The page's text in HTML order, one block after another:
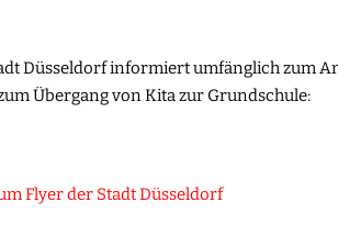
Düsseldorf informiert umfänglich zum
Übergang von Kita zur Grundschule:
Flyer der Stadt Düsseldorf